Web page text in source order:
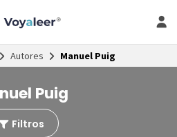
Autores Manuel Puig
Puig
Filtros